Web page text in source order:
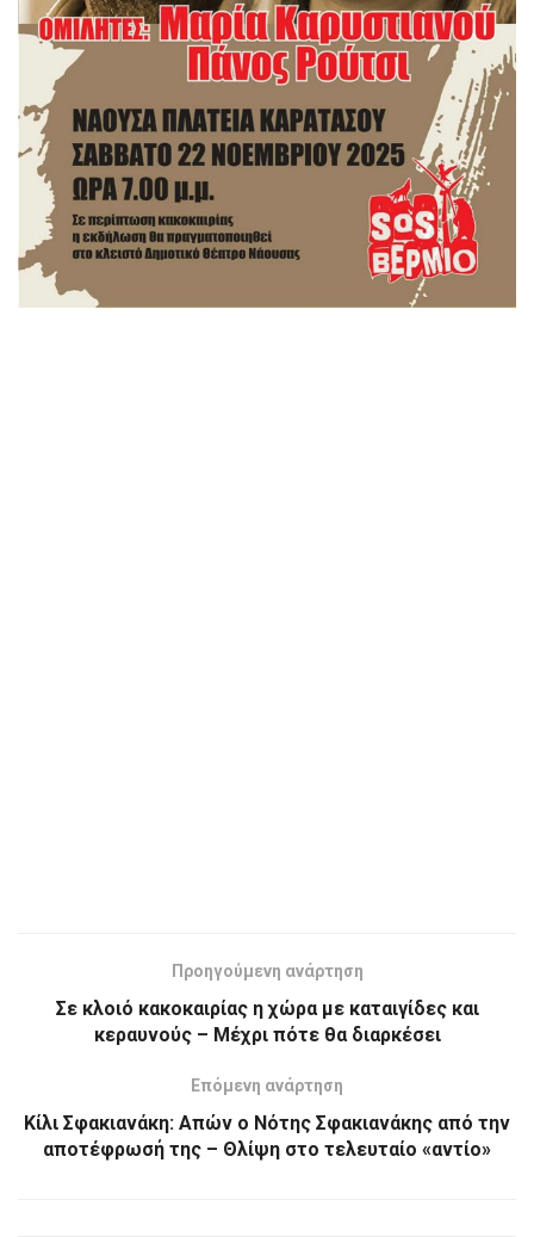
Προηγούμενη ανάρτηση
Σε κλοιό κακοκαιρίας η χώρα με καταιγίδες και
κεραυνούς – Μέχρι πότε θα διαρκέσει
Επόμενη ανάρτηση
Κίλι Σφακιανάκη: Απών ο Νότης Σφακιανάκης από την
αποτέφρωσή της – Θλίψη στο τελευταίο «αντίο»